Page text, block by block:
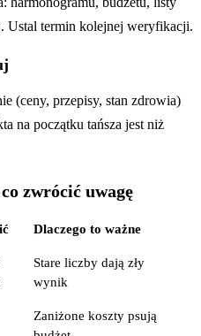
Ustal termin kolejnej weryfikacji.
(ceny, przepisy, stan zdrowia)
na początku tańsza jest niż
zwrócić uwagę
Dlaczego to ważne
Stare liczby dają zły
wynik
Zaniżone koszty psują